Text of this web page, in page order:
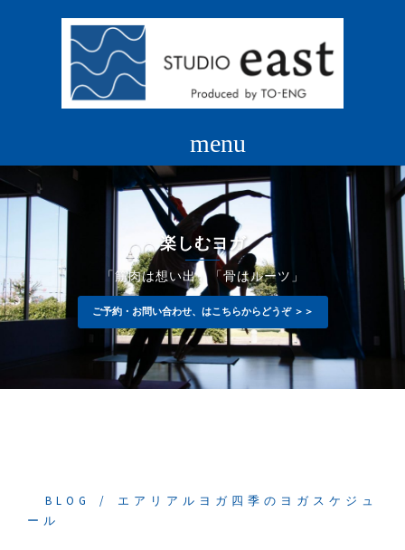
キ
楽しむヨガ
「筋肉は想い出」「骨はルーツ」
ご予約・お問い合わせ、はこちらからどうぞ ＞＞
BLOG
エアリアルヨガ四季のヨガスケジュ
ール